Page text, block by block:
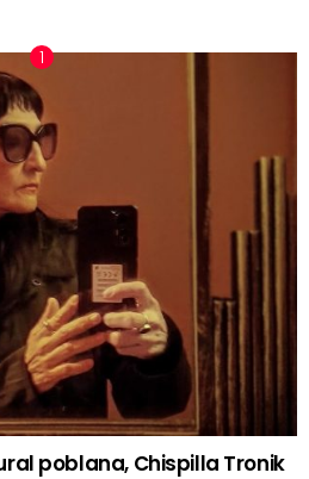
poblana, Chispilla Tronik